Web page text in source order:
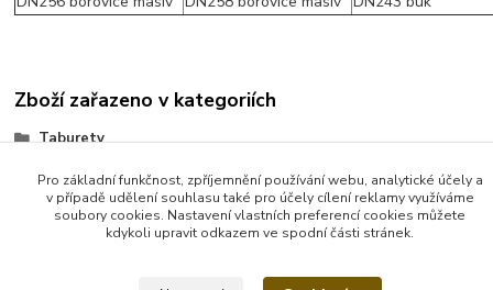
Zboží zařazeno v kategoriích
Taburety
Pro základní funkčnost, zpříjemnění používání webu, analytické účely a
v případě udělení souhlasu také pro účely cílení reklamy využíváme
soubory cookies. Nastavení vlastních preferencí cookies můžete
kdykoli upravit odkazem ve spodní části stránek.